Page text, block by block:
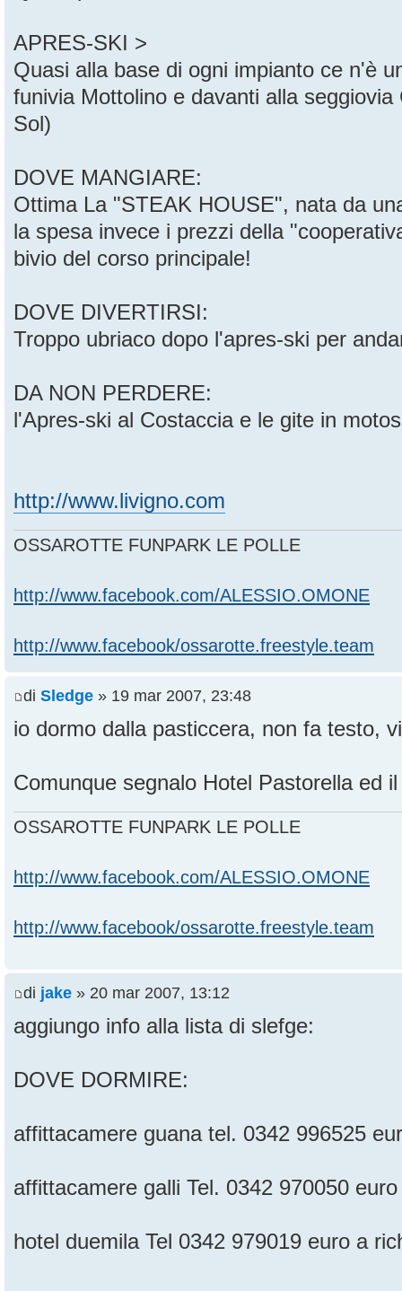
APRES-SKI >
Quasi alla base di ogni impianto ce n'è
funivia Mottolino e davanti alla
Sol)
DOVE MANGIARE:
Ottima La "STEAK HOUSE", nata da
la spesa invece i prezzi della
bivio del corso principale!
DOVE DIVERTIRSI:
Troppo ubriaco dopo l'apres-ski per
DA NON PERDERE:
l'Apres-ski al Costaccia e le gite in
http://www.livigno.com
OSSAROTTE FUNPARK LE POLLE
http://www.facebook.com/ALESSIO.OMONE
http://www.facebook/ossarotte.freestyle.team
di Sledge » 19 mar 2007, 23:48
io dormo dalla pasticcera, non fa testo,
Comunque segnalo Hotel Pastorella ed
OSSAROTTE FUNPARK LE POLLE
http://www.facebook.com/ALESSIO.OMONE
http://www.facebook/ossarotte.freestyle.team
di jake » 20 mar 2007, 13:12
aggiungo info alla lista di slefge:
DOVE DORMIRE:
affittacamere guana tel. 0342 996525
affittacamere galli Tel. 0342 970050
hotel duemila Tel 0342 979019 euro a